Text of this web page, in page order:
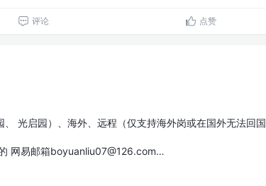
评论 点赞
光启园）、海外、远程（仅支持海外岗或在国外无法回国
网易邮箱boyuanliu07@126.com…